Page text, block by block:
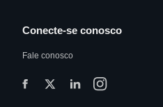
Conecte-se conosco
Fale conosco